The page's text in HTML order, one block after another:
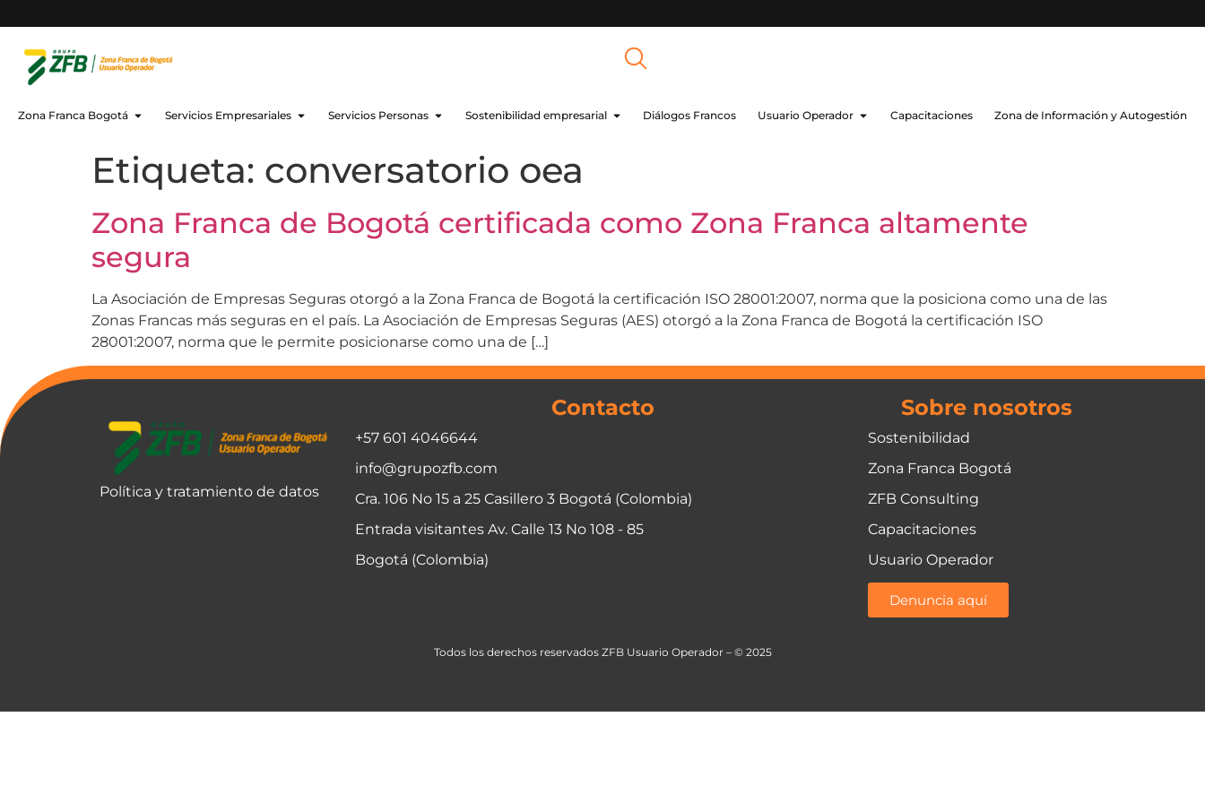
Zona Franca Bogotá Servicios Empresariales Servicios Personas Sostenibilidad empresarial Diálogos Francos Usuario Operador Capacitaciones Zona de Información y Autogestión
Etiqueta: conversatorio oea
Zona Franca de Bogotá certificada como Zona Franca altamente
segura
La Asociación de Empresas Seguras otorgó a la Zona Franca de Bogotá la certificación ISO 28001:2007, norma que la posiciona como una de las
Zonas Francas más seguras en el país. La Asociación de Empresas Seguras (AES) otorgó a la Zona Franca de Bogotá la certificación ISO
28001:2007, norma que le permite posicionarse como una de […]
Política y tratamiento de datos
Contacto
+57 601 4046644
info@grupozfb.com
Cra. 106 No 15 a 25 Casillero 3 Bogotá (Colombia)
Entrada visitantes Av. Calle 13 No 108 - 85
Bogotá (Colombia)
Sobre nosotros
Sostenibilidad
Zona Franca Bogotá
ZFB Consulting
Capacitaciones
Usuario Operador
Denuncia aquí
Todos los derechos reservados ZFB Usuario Operador – © 2025